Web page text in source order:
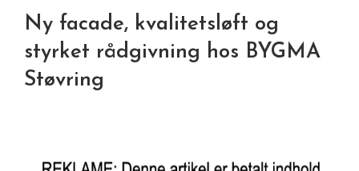
Ny facade, kvalitetsløft og
styrket rådgivning hos BYGMA
Støvring